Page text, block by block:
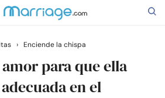
› Enciende la chispa
para que ella
en el